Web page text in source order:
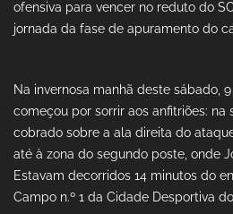
ofensiva para vencer no reduto do
jornada da fase de apuramento do
Na invernosa manhã deste sábado,
começou por sorrir aos anfitriões: na
cobrado sobre a ala direita do
até à zona do segundo poste, onde
Estavam decorridos 14 minutos do
Campo n.º 1 da Cidade Desportiva